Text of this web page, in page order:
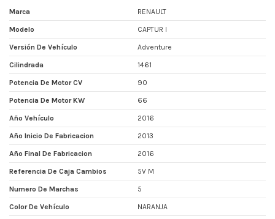
Marca RENAULT
Modelo CAPTUR I
Versión De Vehículo Adventure
Cilindrada 1461
Potencia De Motor CV 90
Potencia De Motor KW 66
Año Vehículo 2016
Año Inicio De Fabricacion 2013
Año Final De Fabricacion 2016
Referencia De Caja Cambios 5V M
Numero De Marchas 5
Color De Vehículo NARANJA